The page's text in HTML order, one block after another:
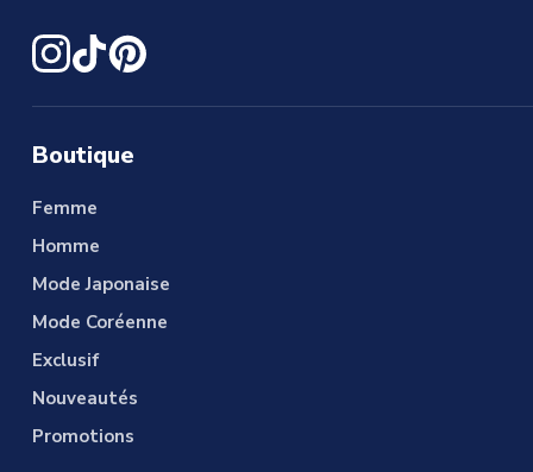
Boutique
Femme
Homme
Mode Japonaise
Mode Coréenne
Exclusif
Nouveautés
Promotions